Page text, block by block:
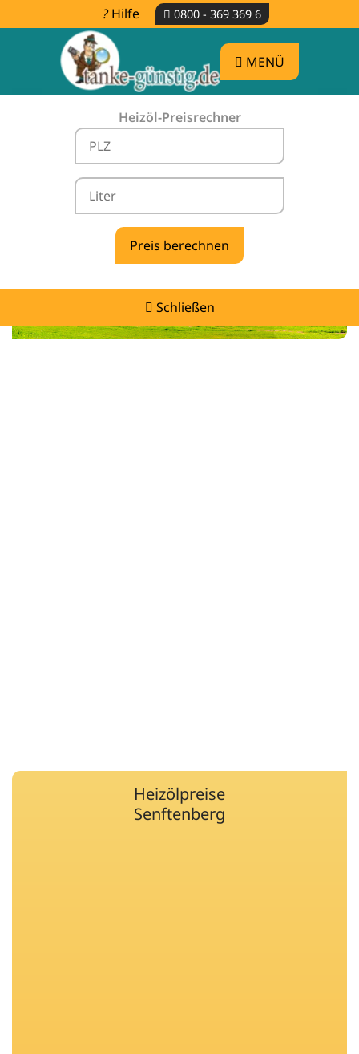
Hilfe 0800 - 369 369 6
MENÜ
Heizöl-Preisrechner
Schließen
Heizölpreise Senftenberg -
vergleichen & günstig tanken
Heizölpreise
Senftenberg